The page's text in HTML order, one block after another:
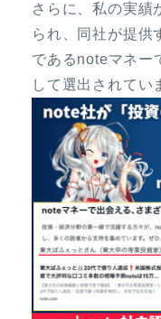
さらに、私の実績
られ、同社が提供
であるnoteマネー
して選出されてい